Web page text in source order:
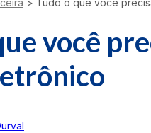
> Tudo o que você
você